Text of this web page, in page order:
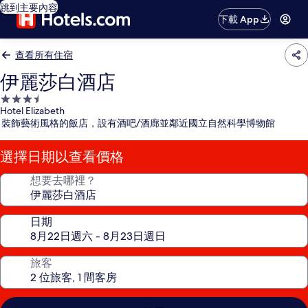
跳到主要內容
下載 App
查看所有住宿
伊麗莎白酒店
3.5
星
級
住
宿
Hotel Elizabeth
裝飾藝術風格的飯店，設有酒吧/酒廊並鄰近國立自然科學博物館
選擇日期以查看價格
想要去哪裡？
日期
旅客